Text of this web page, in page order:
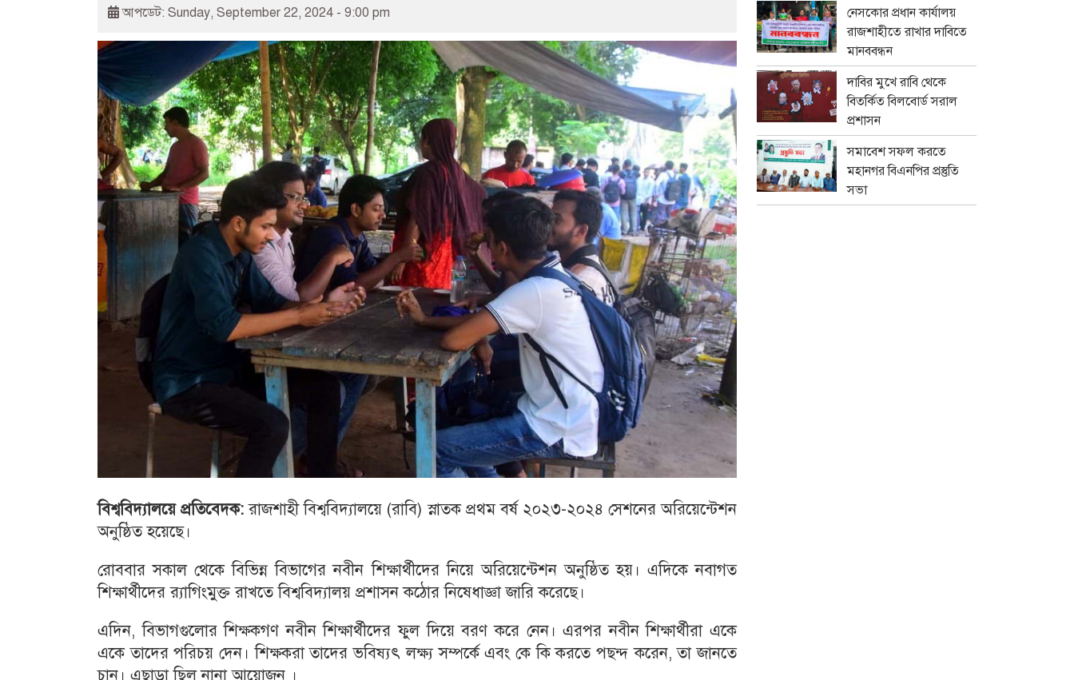
আপডেট: Sunday, September 22, 2024 - 9:00 pm
বিশ্ববিদ্যালয়ে প্রতিবেদক: রাজশাহী বিশ্ববিদ্যালয়ে (রাবি) স্নাতক প্রথম বর্ষ ২০২৩-২০২৪ সেশনের অরিয়েন্টেশন
অনুষ্ঠিত হয়েছে।
রোববার সকাল থেকে বিভিন্ন বিভাগের নবীন শিক্ষার্থীদের নিয়ে অরিয়েন্টেশন অনুষ্ঠিত হয়। এদিকে নবাগত
শিক্ষার্থীদের র‌্যাগিংমুক্ত রাখতে বিশ্ববিদ্যালয় প্রশাসন কঠোর নিষেধাজ্ঞা জারি করেছে।
এদিন, বিভাগগুলোর শিক্ষকগণ নবীন শিক্ষার্থীদের ফুল দিয়ে বরণ করে নেন। এরপর নবীন শিক্ষার্থীরা একে
একে তাদের পরিচয় দেন। শিক্ষকরা তাদের ভবিষ্যৎ লক্ষ্য সম্পর্কে এবং কে কি করতে পছন্দ করেন, তা জানতে
চান। এছাড়া ছিল নানা আয়োজন ।
নেসকোর প্রধান কার্যালয়
রাজশাহীতে রাখার দাবিতে
মানববন্ধন
দাবির মুখে রাবি থেকে
বিতর্কিত বিলবোর্ড সরাল
প্রশাসন
সমাবেশ সফল করতে
মহানগর বিএনপির প্রস্তুতি
সভা